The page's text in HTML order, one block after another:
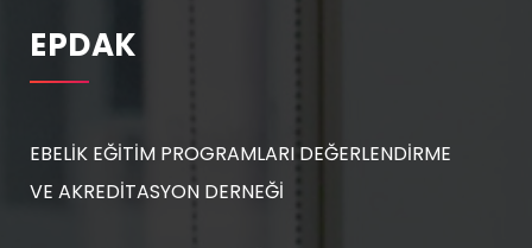
EPDAK
EBELİK EĞİTİM PROGRAMLARI DEĞERLENDİRME
VE AKREDİTASYON DERNEĞİ